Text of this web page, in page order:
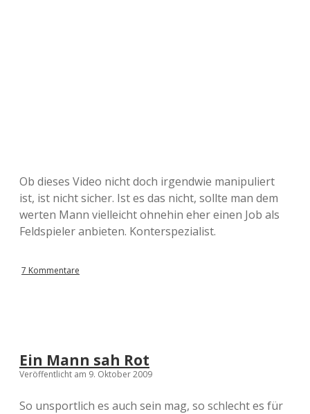
Ob dieses Video nicht doch irgendwie manipuliert
ist, ist nicht sicher. Ist es das nicht, sollte man dem
werten Mann vielleicht ohnehin eher einen Job als
Feldspieler anbieten. Konterspezialist.
7 Kommentare
Ein Mann sah Rot
Veröffentlicht am 9. Oktober 2009
So unsportlich es auch sein mag, so schlecht es für